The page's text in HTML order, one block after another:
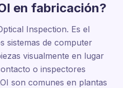
en fabricación?
Inspection. Es el
sistemas de computer
visualmente en lugar
o inspectores
son comunes en plantas